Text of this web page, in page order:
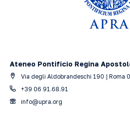
Ateneo Pontificio Regina
Via degli Aldobrandeschi 190 | Roma
+39 06 91.68.91
info@upra.org